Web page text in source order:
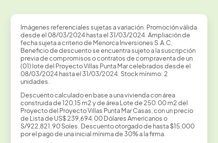
Imágenes referenciales sujetas a variación. Promoción válida
desde el 08/03/2024 hasta el 31/03/2024. Ampliación de
fecha sujeta a criterio de Menorca Inversiones S.A.C.
Beneficio de descuento se encuentra sujeto a la suscripción
previa de compromisos o contratos de compraventa de un
(01) lote del Proyecto Villas Punta Mar celebrados desde el
08/03/2024 hasta el 31/03/2024. Stock mínimo: 2
unidades.
Descuento calculado en base a una vivienda con área
construida de 120,15 m2 y de área Lote de 250.00 m2 del
Proyecto del Proyecto Villas Punta Mar Casas, con un precio
de Lista de US$ 239,694.00 Dólares Americanos o
S/922,821.90 Soles. Descuento otorgado de hasta $15,000
por el pago de una inicial mínima de 30% a la firma.